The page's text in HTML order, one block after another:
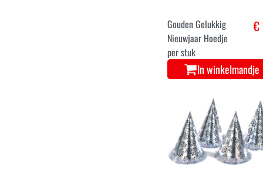
Gouden Gelukkig
Nieuwjaar Hoedje
per stuk
€